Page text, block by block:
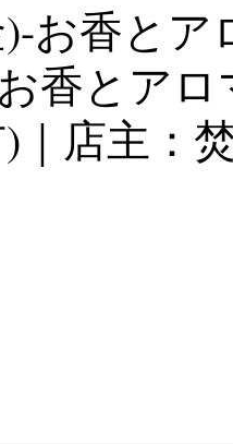
お香と
香とア
｜店主：